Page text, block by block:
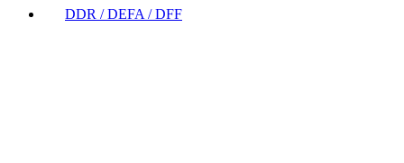
DDR / DEFA / DFF